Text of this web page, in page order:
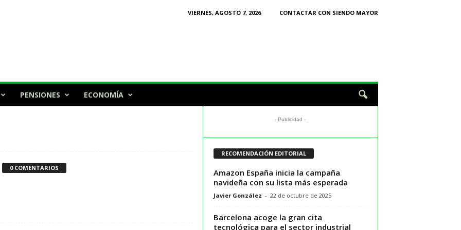
VIERNES, AGOSTO 7, 2026
CONTACTAR CON SIENDO MAYOR
PENSIONES ECONOMÍA
0 COMENTARIOS
- Publicidad -
RECOMENDACIÓN EDITORIAL
Amazon España inicia la campaña
navideña con su lista más esperada
Javier González - 22 de octubre de 2025
Barcelona acoge la gran cita
tecnológica para el sector industrial